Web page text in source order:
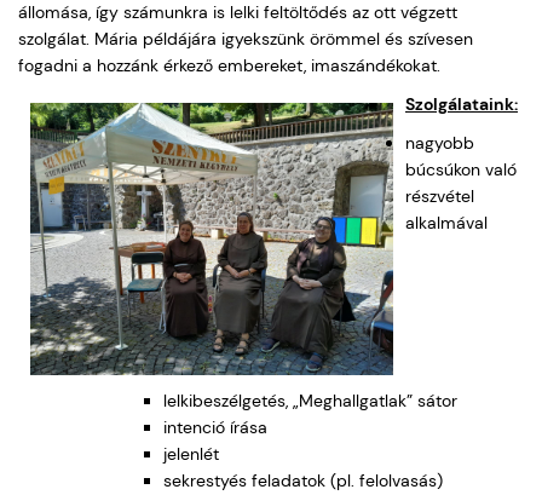
állomása, így számunkra is lelki feltöltődés az ott végzett
szolgálat. Mária példájára igyekszünk örömmel és szívesen
fogadni a hozzánk érkező embereket, imaszándékokat.
Szolgálataink:
nagyobb
búcsúkon való
részvétel
alkalmával
lelkibeszélgetés, „Meghallgatlak” sátor
intenció írása
jelenlét
sekrestyés feladatok (pl. felolvasás)